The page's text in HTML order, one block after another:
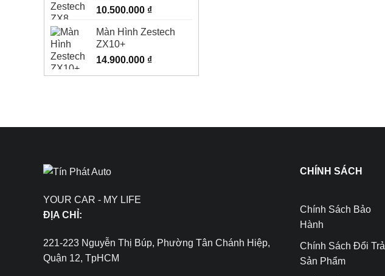
10.500.000 ₫
Màn Hình Zestech
ZX10+
14.900.000 ₫
YOUR CAR - MY LIFE
ĐỊA CHỈ:
221-223 Nguyễn Thị Búp, Phường Tân Chánh Hiệp,
Quận 12, TpHCM
CHÍNH SÁCH
Chính Sách Bảo
Hành
Chính Sách Đổi Trả
Sản Phẩm